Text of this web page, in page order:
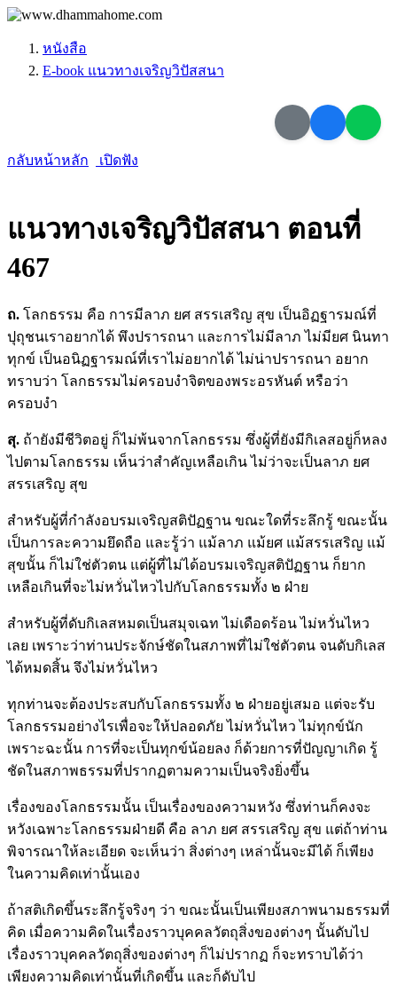
หนังสือ
E-book แนวทางเจริญวิปัสสนา
กลับหน้าหลัก เปิดฟัง
แนวทางเจริญวิปัสสนา ตอนที่
467
ถ. โลกธรรม คือ การมีลาภ ยศ สรรเสริญ สุข เป็นอิฏฐารมณ์ที่
ปุถุชนเราอยากได้ พึงปรารถนา และการไม่มีลาภ ไม่มียศ นินทา
ทุกข์ เป็นอนิฏฐารมณ์ที่เราไม่อยากได้ ไม่น่าปรารถนา อยาก
ทราบว่า โลกธรรมไม่ครอบงำจิตของพระอรหันต์ หรือว่า
ครอบงำ
สุ. ถ้ายังมีชีวิตอยู่ ก็ไม่พ้นจากโลกธรรม ซึ่งผู้ที่ยังมีกิเลสอยู่ก็หลง
ไปตามโลกธรรม เห็นว่าสำคัญเหลือเกิน ไม่ว่าจะเป็นลาภ ยศ
สรรเสริญ สุข
สำหรับผู้ที่กำลังอบรมเจริญสติปัฏฐาน ขณะใดที่ระลึกรู้ ขณะนั้น
เป็นการละความยึดถือ และรู้ว่า แม้ลาภ แม้ยศ แม้สรรเสริญ แม้
สุขนั้น ก็ไม่ใช่ตัวตน แต่ผู้ที่ไม่ได้อบรมเจริญสติปัฏฐาน ก็ยาก
เหลือเกินที่จะไม่หวั่นไหวไปกับโลกธรรมทั้ง ๒ ฝ่าย
สำหรับผู้ที่ดับกิเลสหมดเป็นสมุจเฉท ไม่เดือดร้อน ไม่หวั่นไหว
เลย เพราะว่าท่านประจักษ์ชัดในสภาพที่ไม่ใช่ตัวตน จนดับกิเลส
ได้หมดสิ้น จึงไม่หวั่นไหว
ทุกท่านจะต้องประสบกับโลกธรรมทั้ง ๒ ฝ่ายอยู่เสมอ แต่จะรับ
โลกธรรมอย่างไรเพื่อจะให้ปลอดภัย ไม่หวั่นไหว ไม่ทุกข์นัก
เพราะฉะนั้น การที่จะเป็นทุกข์น้อยลง ก็ด้วยการที่ปัญญาเกิด รู้
ชัดในสภาพธรรมที่ปรากฏตามความเป็นจริงยิ่งขึ้น
เรื่องของโลกธรรมนั้น เป็นเรื่องของความหวัง ซึ่งท่านก็คงจะ
หวังเฉพาะโลกธรรมฝ่ายดี คือ ลาภ ยศ สรรเสริญ สุข แต่ถ้าท่าน
พิจารณาให้ละเอียด จะเห็นว่า สิ่งต่างๆ เหล่านั้นจะมีได้ ก็เพียง
ในความคิดเท่านั้นเอง
ถ้าสติเกิดขึ้นระลึกรู้จริงๆ ว่า ขณะนั้นเป็นเพียงสภาพนามธรรมที่
คิด เมื่อความคิดในเรื่องราวบุคคลวัตถุสิ่งของต่างๆ นั้นดับไป
เรื่องราวบุคคลวัตถุสิ่งของต่างๆ ก็ไม่ปรากฏ ก็จะทราบได้ว่า
เพียงความคิดเท่านั้นที่เกิดขึ้น และก็ดับไป